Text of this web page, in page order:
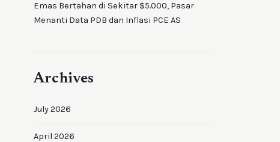
Emas Bertahan di Sekitar $5.000, Pasar
Menanti Data PDB dan Inflasi PCE AS
Archives
July 2026
April 2026